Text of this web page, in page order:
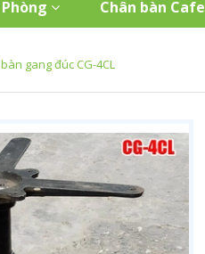
Chân bàn Cafe
gang đúc CG-4CL